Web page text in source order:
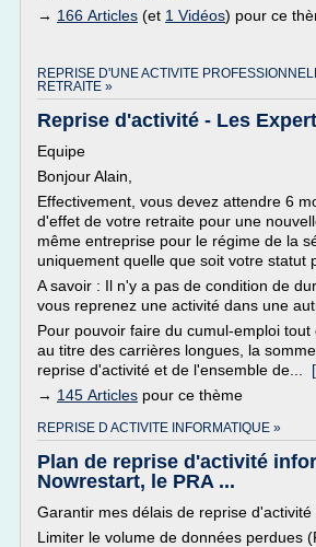
→ 166 Articles (et 1 Vidéos) pour ce
REPRISE D'UNE ACTIVITE
RETRAITE »
Reprise d'activité - Les
Equipe
Bonjour Alain,
Effectivement, vous devez attendre 6
d'effet de votre retraite pour une
même entreprise pour le régime de la
uniquement quelle que soit votre statut
A savoir : Il n'y a pas de condition de
vous reprenez une activité dans une
Pour pouvoir faire du cumul-emploi
au titre des carrières longues, la
reprise d'activité et de l'ensemble de...
→ 145 Articles pour ce thème
REPRISE D ACTIVITE INFORMATIQUE »
Plan de reprise d'activité
Nowrestart, le PRA ...
Garantir mes délais de reprise
Limiter le volume de données perdues